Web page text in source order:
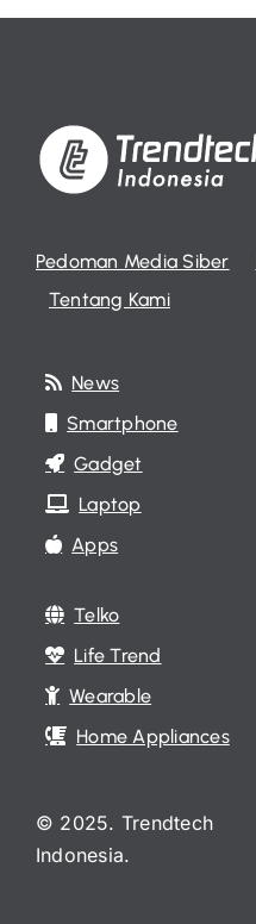
Pedoman Media Siber
Tentang Kami
News
Smartphone
Gadget
Laptop
Apps
Telko
Life Trend
Wearable
Home Appliances
© 2025. Trendtech
Indonesia.